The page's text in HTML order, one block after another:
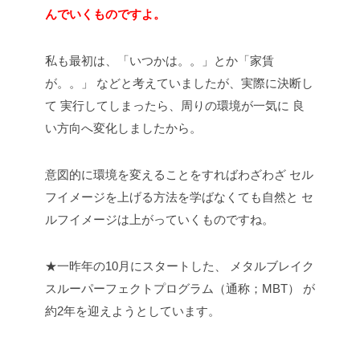
んでいくものですよ。
私も最初は、「いつかは。。」とか「家賃
が。。」
などと考えていましたが、実際に決断し
て 実行してしまったら、周りの環境が一気に 良
い方向へ変化しましたから。
意図的に環境を変えることをすればわざわざ セル
フイメージを上げる方法を学ばなくても自然と セ
ルフイメージは上がっていくものですね。
★一昨年の10月にスタートした、
メタルブレイク
スルーパーフェクトプログラム（通称；MBT）
が
約2年を迎えようとしています。